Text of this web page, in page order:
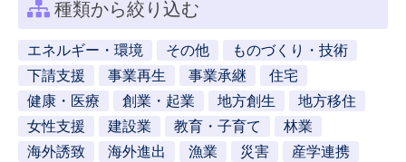
種類から絞り込む
エネルギー・環境 その他
ものづくり・技術
下請支援
事業再生 事業承継
住宅
健康・医療
創業・起業 地方創生
地方移住
女性支援
建設業 教育・子育て
林業
海外誘致
海外進出 漁業 災害
産学連携